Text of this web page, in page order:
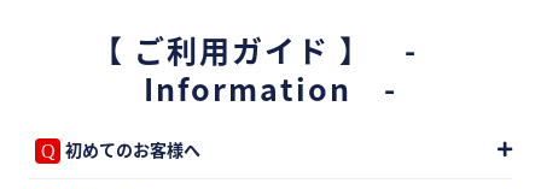
【 ご利用ガイド 】 -
Information -
初めてのお客様へ